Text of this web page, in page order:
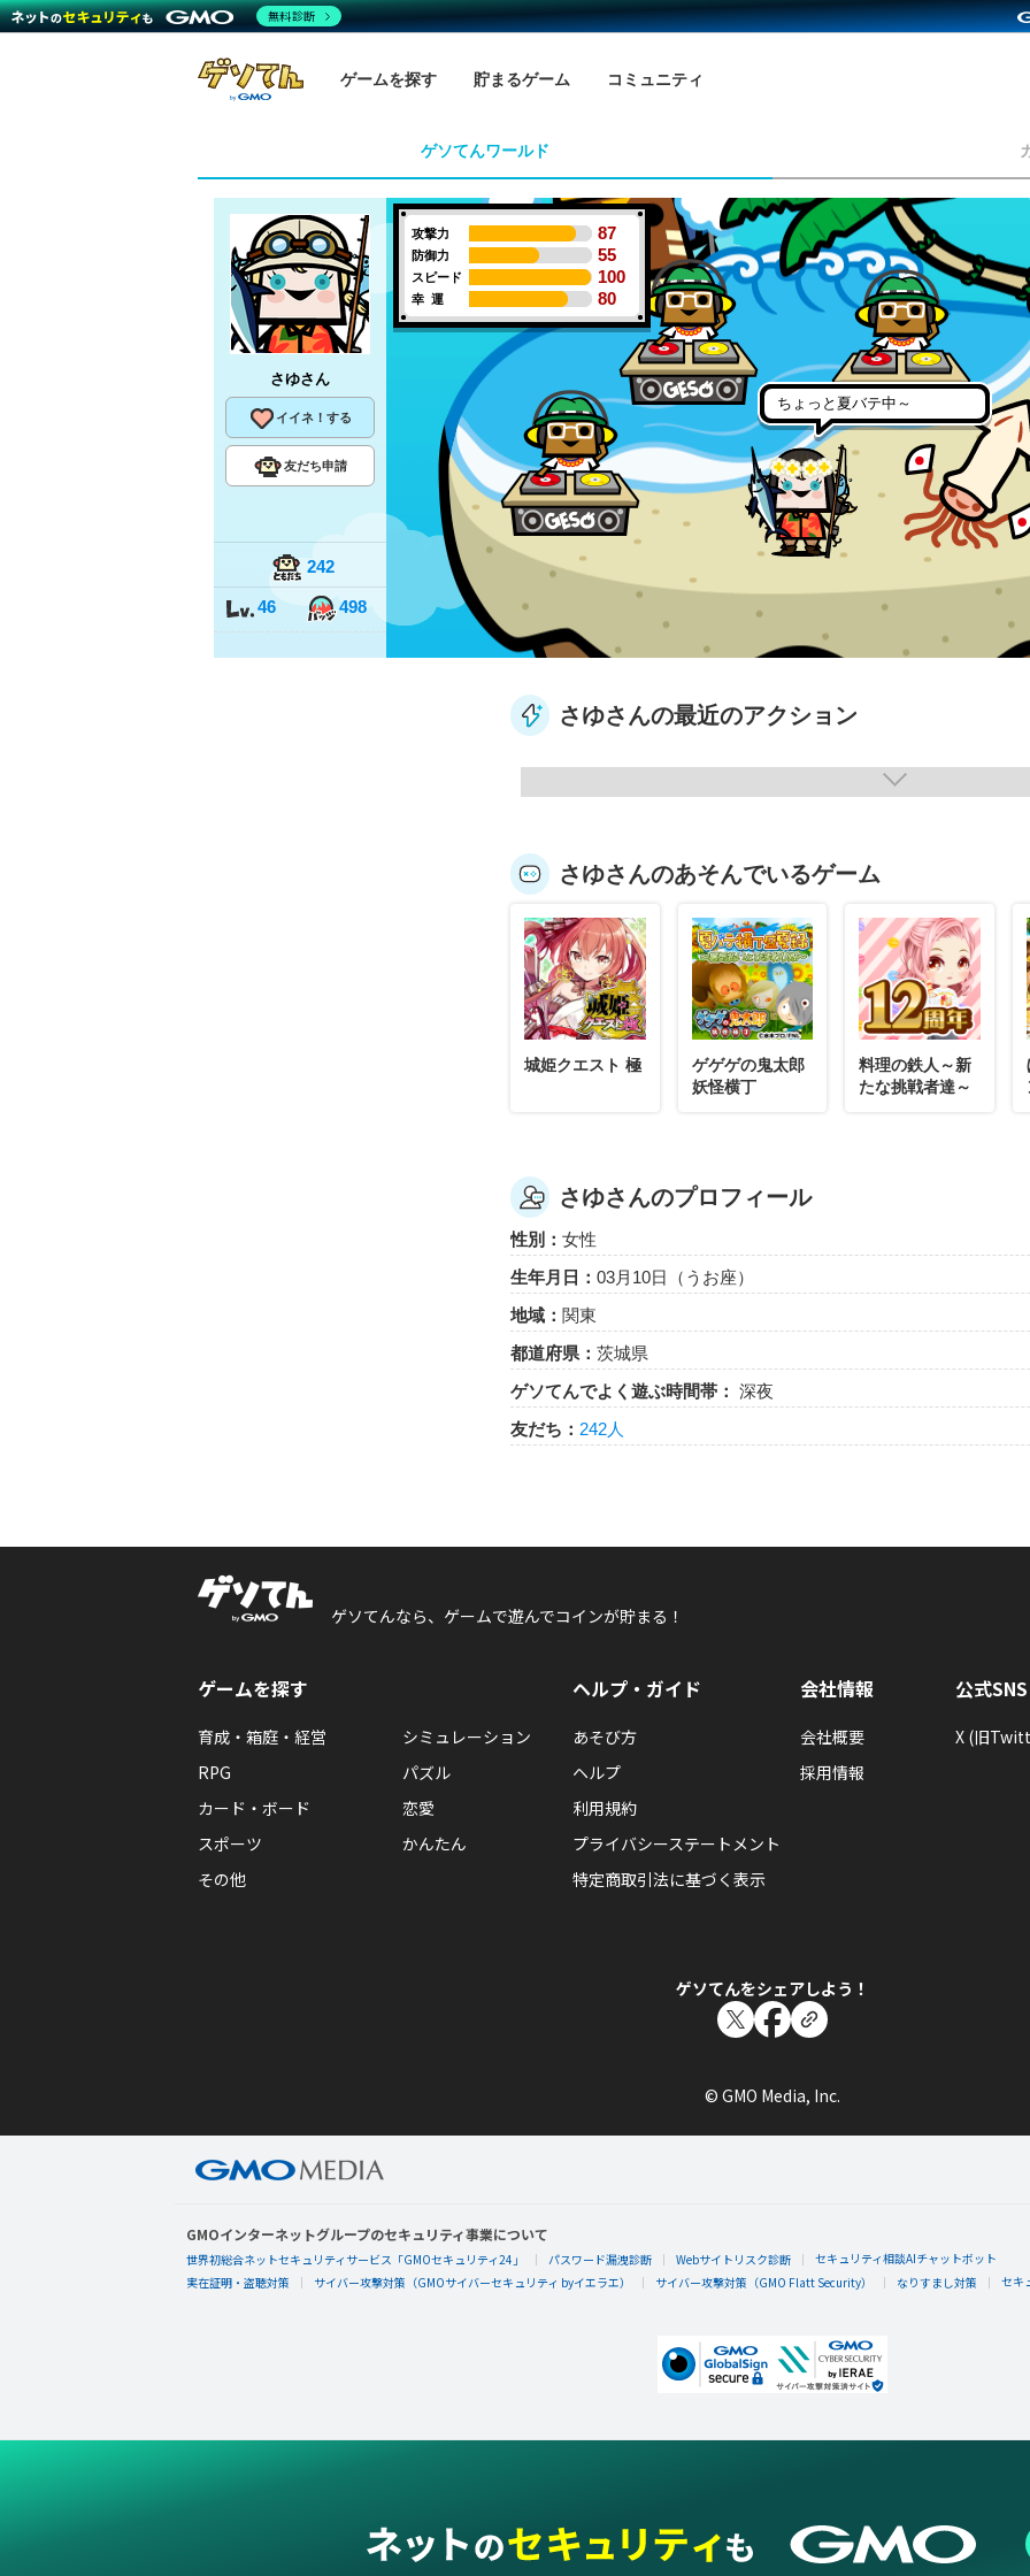
ゲームを探す 貯まるゲーム コミュニティ
ゲソてんワールド
さゆさん
イイネ！する
友だち申請
242
46 498
攻撃力 87
防御力 55
スピード 100
幸 運 80
ちょっと夏バテ中～
さゆさんの最近のアクション
さゆさんのあそんでいるゲーム
城姫クエスト 極
ゲゲゲの鬼太郎
妖怪横丁
料理の鉄人～新
たな挑戦者達～
さゆさんのプロフィール
性別： 女性
生年月日： 03月10日（うお座）
地域： 関東
都道府県： 茨城県
ゲソてんでよく遊ぶ時間帯： 深夜
友だち： 242人
ゲソてんなら、ゲームで遊んでコインが貯まる！
ゲームを探す
育成・箱庭・経営
シミュレーション
RPG
パズル
カード・ボード
恋愛
スポーツ
かんたん
その他
ヘルプ・ガイド
あそび方
ヘルプ
利用規約
プライバシーステートメント
特定商取引法に基づく表示
会社情報
会社概要
採用情報
公式SNS
X (旧
ゲソてんをシェアしよう！
© GMO Media, Inc.
GMOインターネットグループのセキュリティ事業について
世界初総合ネットセキュリティサービス「GMOセキュリティ24」 パスワード漏洩診断 Webサイトリスク診断
セキュリティ相談AIチャットボット
実在証明・盗聴対策
サイバー攻撃対策（GMOサイバーセキュリティ byイエラエ） サイバー攻撃対策（GMO Flatt Security） なりすまし対策 セキ
無料診断